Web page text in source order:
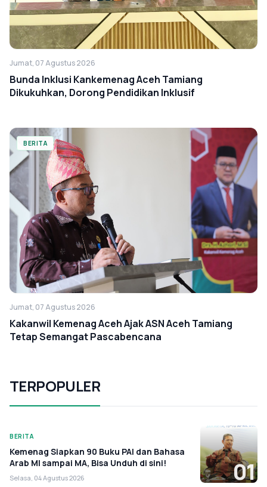
Jumat, 07 Agustus 2026
Bunda Inklusi Kankemenag Aceh Tamiang
Dikukuhkan, Dorong Pendidikan Inklusif
BERITA
Jumat, 07 Agustus 2026
Kakanwil Kemenag Aceh Ajak ASN Aceh Tamiang
Tetap Semangat Pascabencana
TERPOPULER
BERITA
Kemenag Siapkan 90 Buku PAI dan Bahasa
Arab MI sampai MA, Bisa Unduh di sini!
Selasa, 04 Agustus 2026 01